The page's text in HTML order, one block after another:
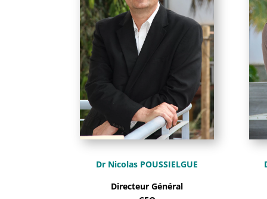
Dr Nicolas POUSSIELGUE
Directeur Général